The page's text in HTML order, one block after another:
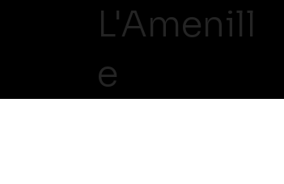
L'Amenill
e